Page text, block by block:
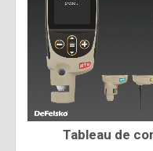
Tableau de